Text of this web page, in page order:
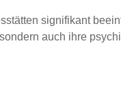
signifikant
auch ihre